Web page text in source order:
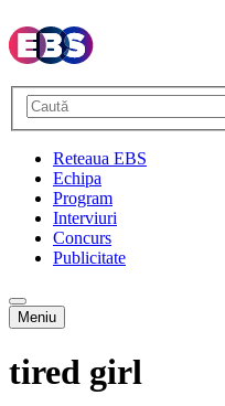
Reteaua EBS
Echipa
Program
Interviuri
Concurs
Publicitate
Meniu
tired girl